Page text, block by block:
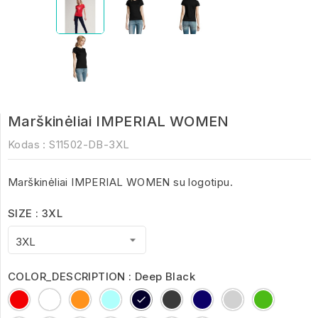
Marškinėliai IMPERIAL WOMEN
Kodas : S11502-DB-3XL
Marškinėliai IMPERIAL WOMEN su logotipu.
SIZE : 3XL
COLOR_DESCRIPTION : Deep Black
Red
WhiteOrangeAqua Deep
Black
Dark
Grey
French
Navy
Grey
Melange
kelly
green